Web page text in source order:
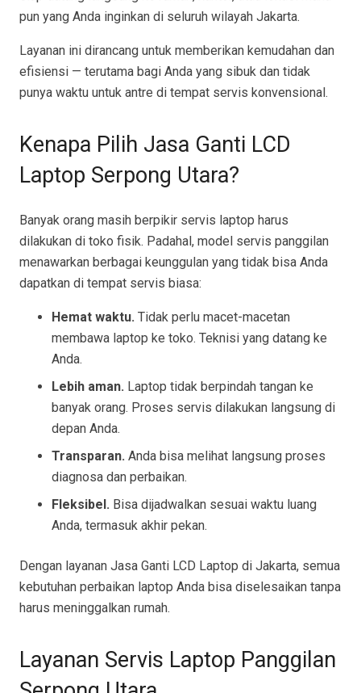
pun yang Anda inginkan di seluruh wilayah Jakarta.
Layanan ini dirancang untuk memberikan kemudahan dan
efisiensi — terutama bagi Anda yang sibuk dan tidak
punya waktu untuk antre di tempat servis konvensional.
Kenapa Pilih Jasa Ganti LCD
Laptop Serpong Utara?
Banyak orang masih berpikir servis laptop harus
dilakukan di toko fisik. Padahal, model servis panggilan
menawarkan berbagai keunggulan yang tidak bisa Anda
dapatkan di tempat servis biasa:
Hemat waktu. Tidak perlu macet-macetan
membawa laptop ke toko. Teknisi yang datang ke
Anda.
Lebih aman. Laptop tidak berpindah tangan ke
banyak orang. Proses servis dilakukan langsung di
depan Anda.
Transparan. Anda bisa melihat langsung proses
diagnosa dan perbaikan.
Fleksibel. Bisa dijadwalkan sesuai waktu luang
Anda, termasuk akhir pekan.
Dengan layanan Jasa Ganti LCD Laptop di Jakarta, semua
kebutuhan perbaikan laptop Anda bisa diselesaikan tanpa
harus meninggalkan rumah.
Layanan Servis Laptop Panggilan